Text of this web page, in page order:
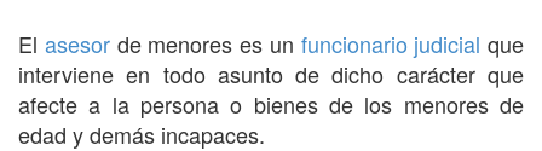
El asesorde menores es un funcionario judicial que
interviene en todo asunto de dicho carácter que
afecte a la persona o bienes de los menores de
edad y demás incapaces.